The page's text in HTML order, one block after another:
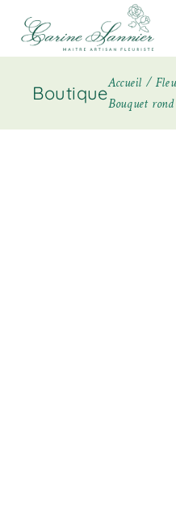
BoutiqueAccueil
Bouquet rond